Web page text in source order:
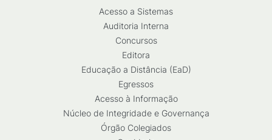
Acesso a Sistemas
Auditoria Interna
Concursos
Editora
Educação a Distância (EaD)
Egressos
Acesso à Informação
Núcleo de Integridade e Governança
Órgão Colegiados